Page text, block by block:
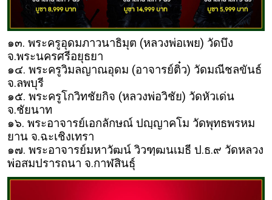
๑๓. พระครูอุดมภาวนาธิมุต (หลวงพ่อเพย) วัดบึง
จ.พระนครศรีอยุธยา
๑๔. พระครูวิมลญาณอุดม (อาจารย์ติ๋ว) วัดมณีชลขันธ์
จ.ลพบุรี
๑๕. พระครูโกวิทชัยกิจ (หลวงพ่อวิชัย) วัดหัวเด่น
จ.ชัยนาท
๑๖. พระอาจารย์เอกลักษณ์ ปญฺญาคโม วัดพุทธพรหม
ยาน จ.ฉะเชิงเทรา
๑๗. พระอาจารย์มหาวัฒน์ วิวฑฺฒนเมธี ป.ธ.๙ วัดหลวง
พ่อสมปรารถนา จ.กาฬสินธุ์